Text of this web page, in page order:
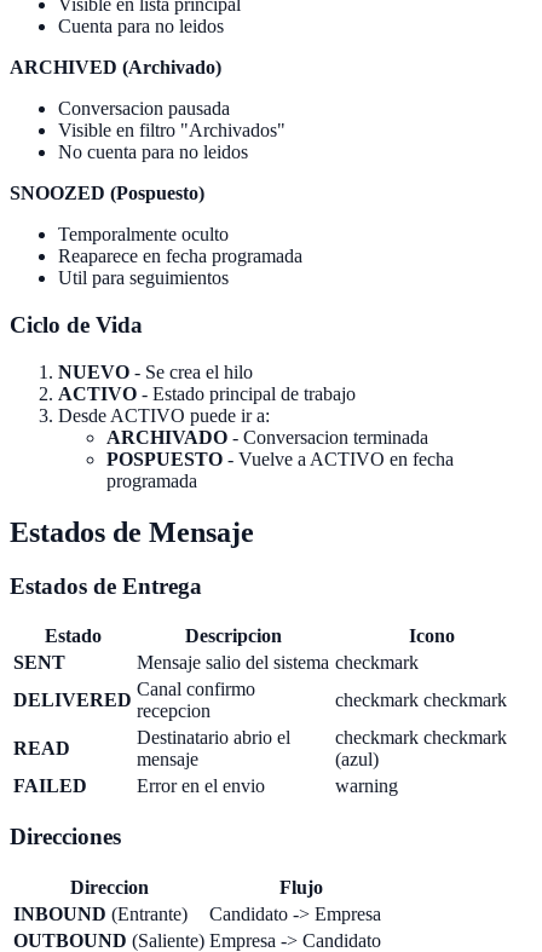
Visible en lista principal
Cuenta para no leidos
ARCHIVED (Archivado)
Conversacion pausada
Visible en filtro "Archivados"
No cuenta para no leidos
SNOOZED (Pospuesto)
Temporalmente oculto
Reaparece en fecha programada
Util para seguimientos
Ciclo de Vida
NUEVO - Se crea el hilo
ACTIVO - Estado principal de trabajo
Desde ACTIVO puede ir a:
ARCHIVADO - Conversacion terminada
POSPUESTO - Vuelve a ACTIVO en fecha
programada
Estados de Mensaje
Estados de Entrega
Estado Descripcion
Icono
SENT
Mensaje salio del sistema checkmark
DELIVERED
Canal confirmo
recepcion
checkmark checkmark
READ
Destinatario abrio el
mensaje
checkmark checkmark
(azul)
FAILED
Error en el envio warning
Direcciones
Direccion
Flujo
INBOUND (Entrante)
Candidato -> Empresa
OUTBOUND (Saliente) Empresa -> Candidato